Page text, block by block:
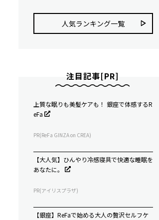
人気ランキング⼀覧
注目記事[PR]
上質な眠りも美髪ケアも！ 銀座で体感するR
eFa
PR(ReFa GINZA on CREA)
【大人気】ひんやり冷感寝具で快適な睡眠を
あなたに。
PR(アイリスプラザ)
【銀座】ReFaで始める大人の贅沢セルフケ